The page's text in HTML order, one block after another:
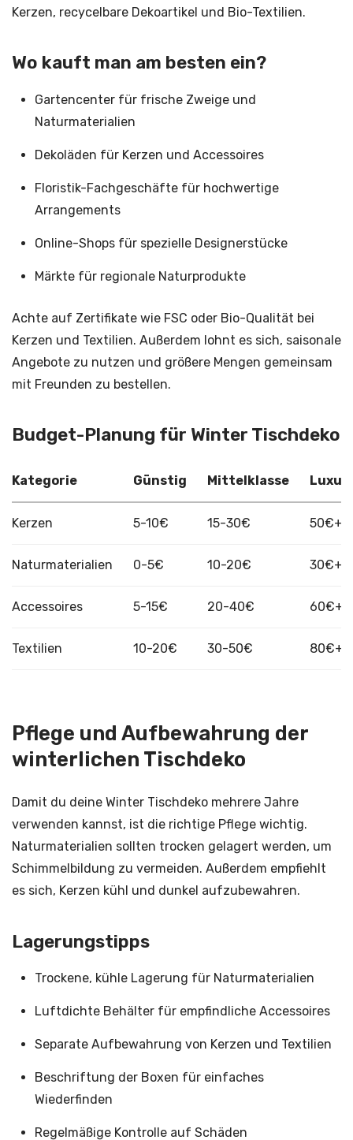
Kerzen, recycelbare Dekoartikel und Bio-Textilien.
Wo kauft man am besten ein?
Gartencenter für frische Zweige und
Naturmaterialien
Dekoläden für Kerzen und Accessoires
Floristik-Fachgeschäfte für hochwertige
Arrangements
Online-Shops für spezielle Designerstücke
Märkte für regionale Naturprodukte
Achte auf Zertifikate wie FSC oder Bio-Qualität bei
Kerzen und Textilien. Außerdem lohnt es sich, saisonale
Angebote zu nutzen und größere Mengen gemeinsam
mit Freunden zu bestellen.
Budget-Planung für Winter Tischdeko
Kategorie Günstig Mittelklasse Luxus
Kerzen 5-10€ 15-30€ 50€+
Naturmaterialien 0-5€ 10-20€ 30€+
Accessoires 5-15€ 20-40€ 60€+
Textilien 10-20€ 30-50€ 80€+
Pflege und Aufbewahrung der
winterlichen Tischdeko
Damit du deine Winter Tischdeko mehrere Jahre
verwenden kannst, ist die richtige Pflege wichtig.
Naturmaterialien sollten trocken gelagert werden, um
Schimmelbildung zu vermeiden. Außerdem empfiehlt
es sich, Kerzen kühl und dunkel aufzubewahren.
Lagerungstipps
Trockene, kühle Lagerung für Naturmaterialien
Luftdichte Behälter für empfindliche Accessoires
Separate Aufbewahrung von Kerzen und Textilien
Beschriftung der Boxen für einfaches
Wiederfinden
Regelmäßige Kontrolle auf Schäden